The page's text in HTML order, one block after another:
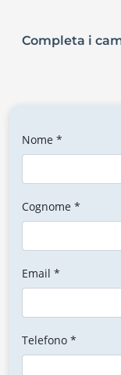
Completa i
Nome *
Cognome *
Email *
Telefono *